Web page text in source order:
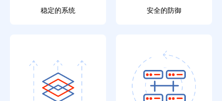
稳定的系统 安全的防御